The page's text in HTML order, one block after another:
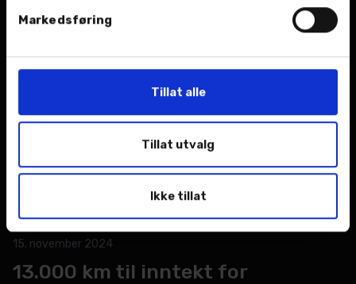
Markedsføring
Tillat alle
Tillat utvalg
Ikke tillat
Relaterte nyheter
15. november 2024
13.000 km til inntekt for